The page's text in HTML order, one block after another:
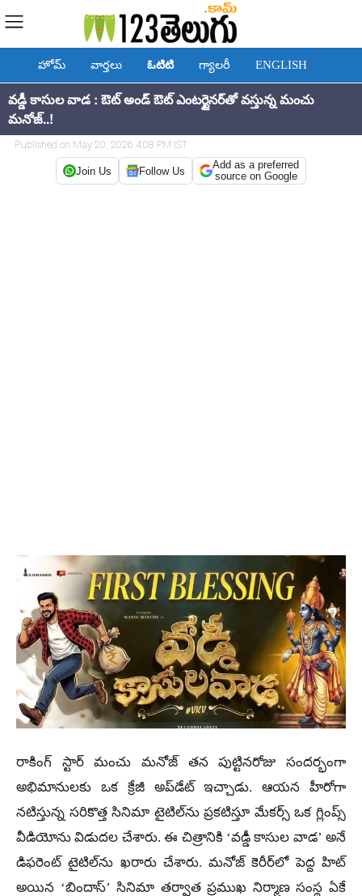
హోమ్ వార్తలు ఓటిటి గ్యాలరీ ENGLISH
వడ్డీ కాసుల వాడ : ఔట్ అండ్ ఔట్ ఎంటర్టైనర్‌తో వస్తున్న మంచు
మనోజ్..!
Published on May 20, 2026 4:08 PM IST
Join Us Follow Us
Add as a preferred
source on Google
రాకింగ్ స్టార్ మంచు మనోజ్ తన పుట్టినరోజు సందర్భంగా
అభిమానులకు ఒక క్రేజీ అప్‌డేట్ ఇచ్చాడు. ఆయన హీరోగా
నటిస్తున్న సరికొత్త సినిమా టైటిల్‌ను ప్రకటిస్తూ మేకర్స్ ఒక గ్లింప్స్
వీడియోను విడుదల చేశారు. ఈ చిత్రానికి ‘వడ్డీ కాసుల వాడ’ అనే
డిఫరెంట్ టైటిల్‌ను ఖరారు చేశారు. మనోజ్ కెరీర్‌లో పెద్ద హిట్
అయిన ‘బిందాస్’ సినిమా తర్వాత ప్రముఖ నిర్మాణ సంస్థ ఏకే